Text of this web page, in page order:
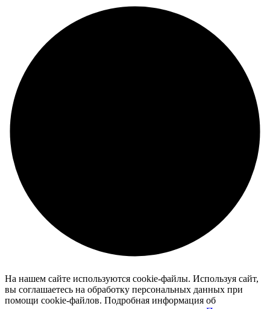
На нашем сайте используются cookie-файлы. Используя сайт,
вы соглашаетесь на обработку персональных данных при
помощи cookie-файлов. Подробная информация об